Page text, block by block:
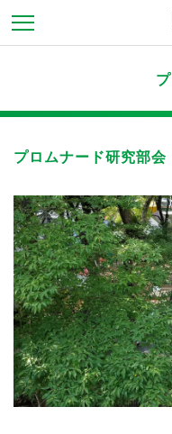
プロムナード研究部会